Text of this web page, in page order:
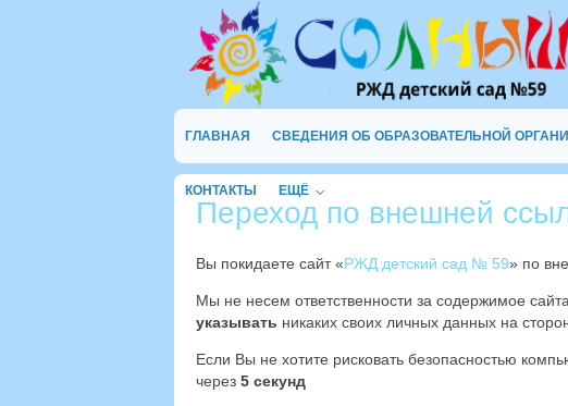
ГЛАВНАЯ СВЕДЕНИЯ ОБ ОБРАЗОВАТЕЛЬНОЙ
КОНТАКТЫ ЕЩЁ
Переход по внешней
Вы покидаете сайт «РЖД детский сад № 59» по
Мы не несем ответственности за содержимое сайта
указывать никаких своих личных данных на
Если Вы не хотите рисковать безопасностью
через 4 секунд